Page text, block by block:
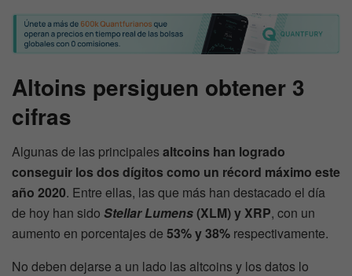
Altoins persiguen obtener 3
cifras
Algunas de las principalesaltcoins han logrado
conseguir los dos dígitos como un récord máximo este
año 2020. Entre ellas, las que más han destacado el día
de hoy han sido Stellar Lumens(XLM) y XRP, con un
aumento en porcentajes de 53% y 38% respectivamente.
No deben dejarse a un lado las altcoins y los datos lo